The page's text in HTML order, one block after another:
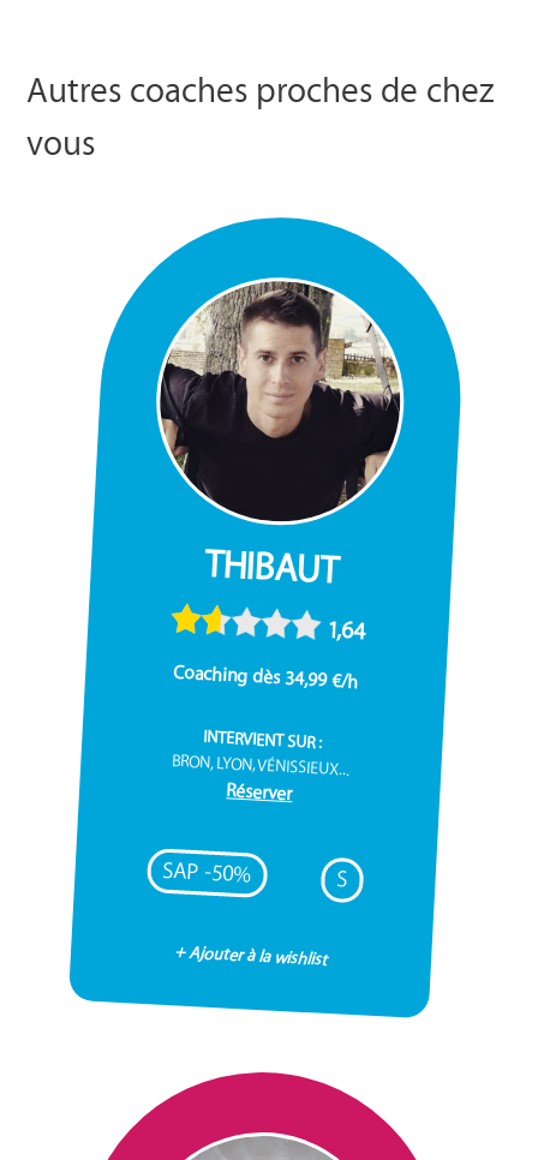
Autres coaches proches de chez
vous
THIBAUT
1,64
Coaching dès 34,99 €/h
INTERVIENT SUR :
BRON, LYON, VÉNISSIEUX...
Réserver
SAP -50% S
+ Ajouter à la wishlist